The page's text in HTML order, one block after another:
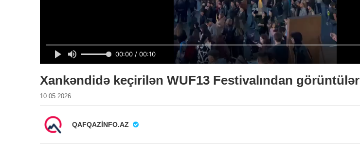
Xankəndidə keçirilən WUF13 Festivalından görüntülər
10.05.2026
QAFQAZINFO.AZ